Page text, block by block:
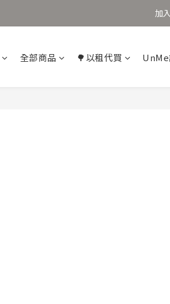
加
加
加
全部商品 🌳以租代買